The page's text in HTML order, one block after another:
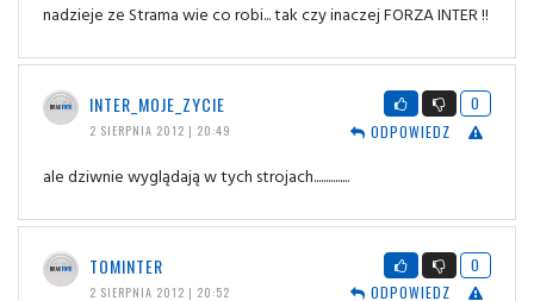
nadzieje ze Strama wie co robi... tak czy inaczej FORZA INTER !!
INTER_MOJE_ZYCIE
2 SIERPNIA 2012 | 20:49
0
ODPOWIEDZ
ale dziwnie wyglądają w tych strojach...............
TOMINTER
2 SIERPNIA 2012 | 20:52
0
ODPOWIEDZ